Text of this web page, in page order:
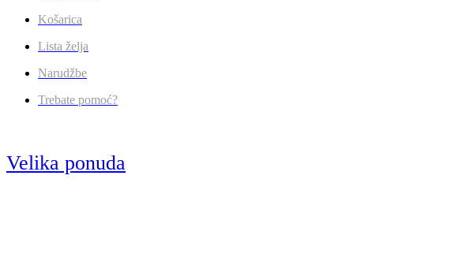
Košarica
Lista želja
Narudžbe
Trebate pomoć?
Velika ponuda